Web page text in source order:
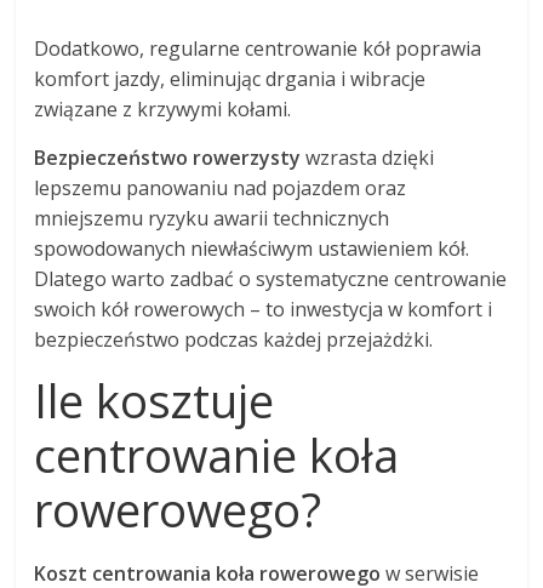
Dodatkowo, regularne centrowanie kół poprawia
komfort jazdy, eliminując drgania i wibracje
związane z krzywymi kołami.
Bezpieczeństwo rowerzysty wzrasta dzięki
lepszemu panowaniu nad pojazdem oraz
mniejszemu ryzyku awarii technicznych
spowodowanych niewłaściwym ustawieniem kół.
Dlatego warto zadbać o systematyczne centrowanie
swoich kół rowerowych – to inwestycja w komfort i
bezpieczeństwo podczas każdej przejażdżki.
Ile kosztuje
centrowanie koła
rowerowego?
Koszt centrowania koła rowerowego w serwisie